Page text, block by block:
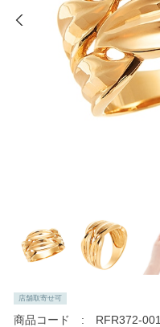
店舗取寄せ可
商品コード RFR372-001